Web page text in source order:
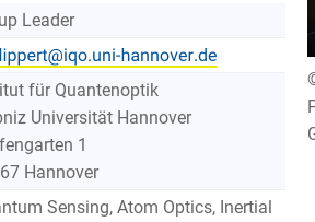
Leader
für Quantenoptik
Universität Hannover
1
Hannover
Sensing, Atom Optics, Inertial